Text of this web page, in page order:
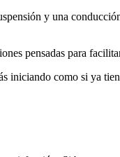
y una
pensadas para
como si ya